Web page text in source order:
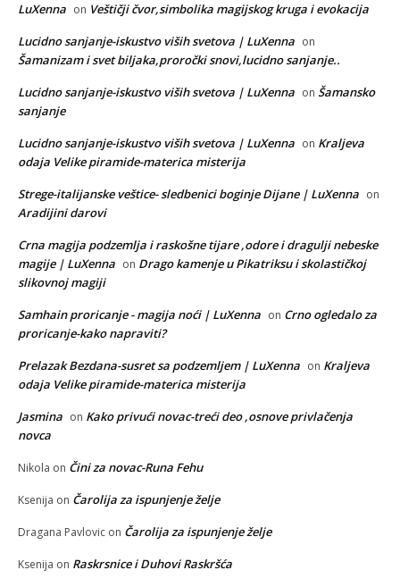
LuXenna on Veštičji čvor,simbolika magijskog kruga i evokacija
Lucidno sanjanje-iskustvo viših svetova | LuXenna on
Šamanizam i svet biljaka,proročki snovi,lucidno sanjanje..
Lucidno sanjanje-iskustvo viših svetova | LuXenna on Šamansko
sanjanje
Lucidno sanjanje-iskustvo viših svetova | LuXenna on Kraljeva
odaja Velike piramide-materica misterija
Strege-italijanske veštice- sledbenici boginje Dijane | LuXenna on
Aradijini darovi
Crna magija podzemlja i raskošne tijare ,odore i dragulji nebeske
magije | LuXenna on Drago kamenje u Pikatriksu i skolastičkoj
slikovnoj magiji
Samhain proricanje - magija noći | LuXenna on Crno ogledalo za
proricanje-kako napraviti?
Prelazak Bezdana-susret sa podzemljem | LuXenna on Kraljeva
odaja Velike piramide-materica misterija
Jasmina on Kako privući novac-treći deo ,osnove privlačenja
novca
Nikola on Čini za novac-Runa Fehu
Ksenija on Čarolija za ispunjenje želje
Dragana Pavlovic on Čarolija za ispunjenje želje
Ksenija on Raskrsnice i Duhovi Raskršća